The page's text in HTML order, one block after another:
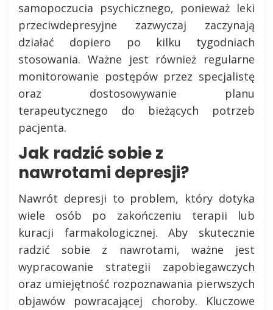
samopoczucia psychicznego, ponieważ leki
przeciwdepresyjne zazwyczaj zaczynają
działać dopiero po kilku tygodniach
stosowania. Ważne jest również regularne
monitorowanie postępów przez specjalistę
oraz dostosowywanie planu
terapeutycznego do bieżących potrzeb
pacjenta.
Jak radzić sobie z
nawrotami depresji?
Nawrót depresji to problem, który dotyka
wiele osób po zakończeniu terapii lub
kuracji farmakologicznej. Aby skutecznie
radzić sobie z nawrotami, ważne jest
wypracowanie strategii zapobiegawczych
oraz umiejętność rozpoznawania pierwszych
objawów powracającej choroby. Kluczowe